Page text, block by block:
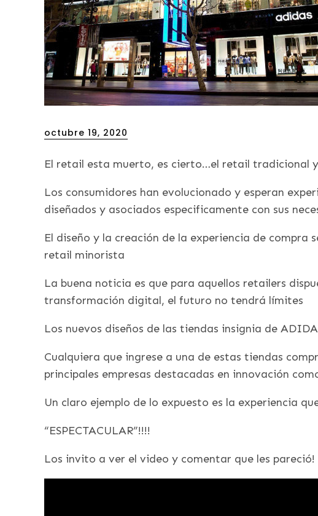
Posted
octubre 19, 2020
El retail esta muerto, es cierto…el retail tradicional
Los consumidores han evolucionado y esperan
diseñados y asociados especificamente con sus
El diseño y la creación de la experiencia de
retail minorista
La buena noticia es que para aquellos retailers
transformación digital, el futuro no tendrá límites
Los nuevos diseños de las tiendas insignia de
Cualquiera que ingrese a una de estas tiendas
principales empresas destacadas en innovación
Un claro ejemplo de lo expuesto es la experiencia
“ESPECTACULAR”!!!!
Los invito a ver el video y comentar que les pareció!